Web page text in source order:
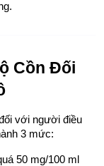
Cồn Đối
với người điều
3 mức:
50 mg/100 ml